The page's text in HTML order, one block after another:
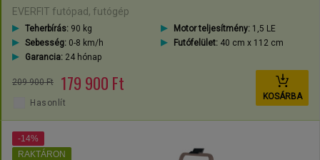
EVERFIT futópad, futógép
Teherbírás: 90 kg Motor teljesítmény:1,5 LE
Sebesség: 0-8 km/h Futófelület:40 cm x 112 cm
Garancia: 24 hónap
209 900 Ft 179 900 Ft
KOSÁRBA
Hasonlít
-14%
RAKTÁRON